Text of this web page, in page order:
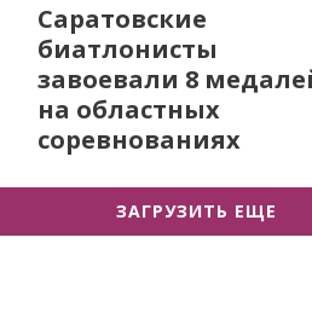
Саратовские
биатлонисты
завоевали 8
на областных
соревнованиях
ЗАГРУЗИТЬ ЕЩЕ